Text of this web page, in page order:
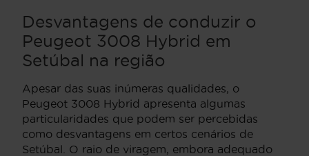
Desvantagens de conduzir o
Peugeot 3008 Hybrid em
Setúbal na região
Apesar das suas inúmeras qualidades, o
Peugeot 3008 Hybrid apresenta algumas
particularidades que podem ser percebidas
como desvantagens em certos cenários de
Setúbal. O raio de viragem, embora adequado